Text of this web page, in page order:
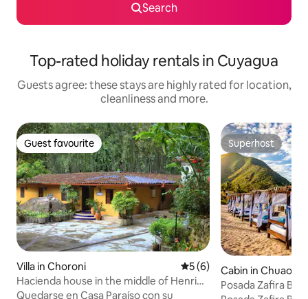
Search
Top-rated holiday rentals in Cuyagua
Guests agree: these stays are highly rated for location,
cleanliness and more.
Guest favourite
Guest favourite
Villa in Choroni 5 out of 5 average rating,
5 (6)
Hacienda house in the middle of Henri
Pittier Park
Quedarse en Casa Paraíso con su
Superhost
Superhost
Cabin in Chuao
Posada Zafira